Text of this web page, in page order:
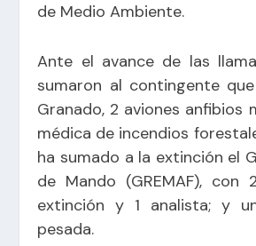
de Medio Ambiente.
Ante el avance de las
sumaron al contingente
Granado, 2 aviones anfibios
médica de incendios
ha sumado a la extinción el
de Mando (GREMAF), con
extinción y 1 analista; y
pesada.